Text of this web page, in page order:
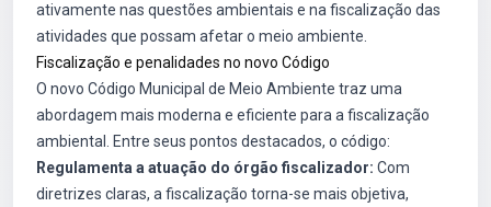
ativamente nas questões ambientais e na fiscalização das
atividades que possam afetar o meio ambiente.
Fiscalização e penalidades no novo Código
O novo Código Municipal de Meio Ambiente traz uma
abordagem mais moderna e eficiente para a fiscalização
ambiental. Entre seus pontos destacados, o código:
Regulamenta a atuação do órgão fiscalizador: Com
diretrizes claras, a fiscalização torna-se mais objetiva,